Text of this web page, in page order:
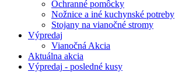
Ochranné pomôcky
Nožnice a iné kuchynské potreby
Stojany na vianočné stromy
Výpredaj
Vianočná Akcia
Aktuálna akcia
Výpredaj - posledné kusy